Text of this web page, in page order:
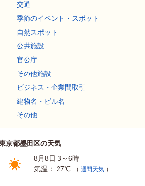
交通
季節のイベント・スポット
自然スポット
公共施設
官公庁
その他施設
ビジネス・企業間取引
建物名・ビル名
その他
京都墨田区の天気
8月8日 3～6時
気温： 27℃
（ 週間天気 ）